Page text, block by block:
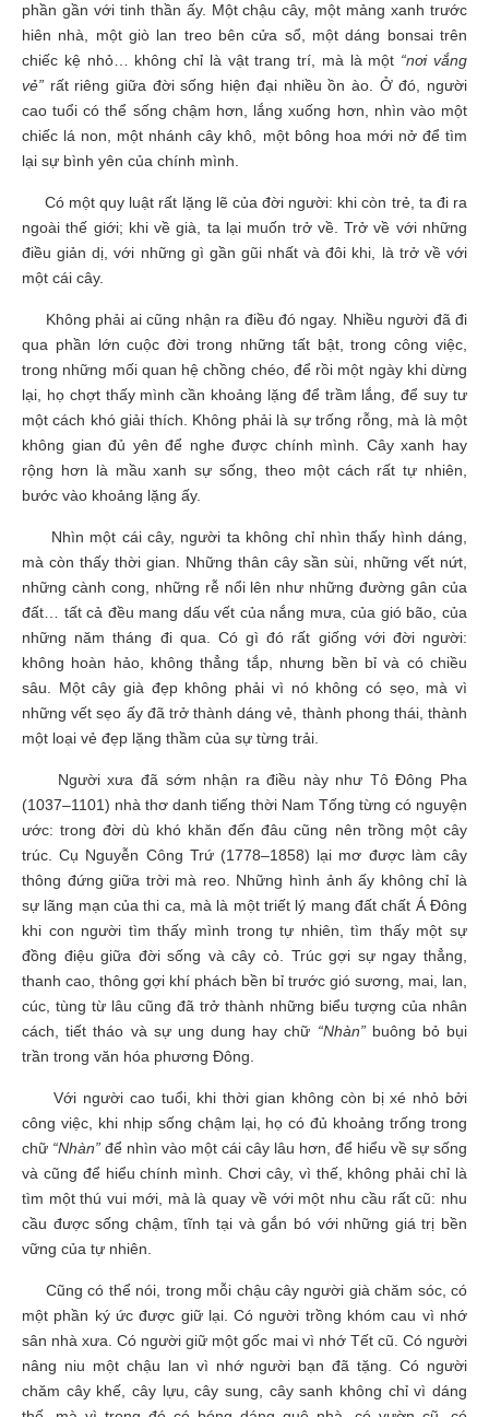
phần gần với tinh thần ấy. Một chậu cây, một mảng xanh trước
hiên nhà, một giò lan treo bên cửa sổ, một dáng bonsai trên
chiếc kệ nhỏ… không chỉ là vật trang trí, mà là một “nơi vắng
vẻ” rất riêng giữa đời sống hiện đại nhiều ồn ào. Ở đó, người
cao tuổi có thể sống chậm hơn, lắng xuống hơn, nhìn vào một
chiếc lá non, một nhánh cây khô, một bông hoa mới nở để tìm
lại sự bình yên của chính mình.
Có một quy luật rất lặng lẽ của đời người: khi còn trẻ, ta đi ra
ngoài thế giới; khi về già, ta lại muốn trở về. Trở về với những
điều giản dị, với những gì gần gũi nhất và đôi khi, là trở về với
một cái cây.
Không phải ai cũng nhận ra điều đó ngay. Nhiều người đã đi
qua phần lớn cuộc đời trong những tất bật, trong công việc,
trong những mối quan hệ chồng chéo, để rồi một ngày khi dừng
lại, họ chợt thấy mình cần khoảng lặng để trầm lắng, để suy tư
một cách khó giải thích. Không phải là sự trống rỗng, mà là một
không gian đủ yên để nghe được chính mình. Cây xanh hay
rộng hơn là mầu xanh sự sống, theo một cách rất tự nhiên,
bước vào khoảng lặng ấy.
Nhìn một cái cây, người ta không chỉ nhìn thấy hình dáng,
mà còn thấy thời gian. Những thân cây sần sùi, những vết nứt,
những cành cong, những rễ nổi lên như những đường gân của
đất… tất cả đều mang dấu vết của nắng mưa, của gió bão, của
những năm tháng đi qua. Có gì đó rất giống với đời người:
không hoàn hảo, không thẳng tắp, nhưng bền bỉ và có chiều
sâu. Một cây già đẹp không phải vì nó không có sẹo, mà vì
những vết sẹo ấy đã trở thành dáng vẻ, thành phong thái, thành
một loại vẻ đẹp lặng thầm của sự từng trải.
Người xưa đã sớm nhận ra điều này như Tô Đông Pha
(1037–1101) nhà thơ danh tiếng thời Nam Tống từng có nguyện
ước: trong đời dù khó khăn đến đâu cũng nên trồng một cây
trúc. Cụ Nguyễn Công Trứ (1778–1858) lại mơ được làm cây
thông đứng giữa trời mà reo. Những hình ảnh ấy không chỉ là
sự lãng mạn của thi ca, mà là một triết lý mang đất chất Á Đông
khi con người tìm thấy mình trong tự nhiên, tìm thấy một sự
đồng điệu giữa đời sống và cây cỏ. Trúc gợi sự ngay thẳng,
thanh cao, thông gợi khí phách bền bỉ trước gió sương, mai, lan,
cúc, tùng từ lâu cũng đã trở thành những biểu tượng của nhân
cách, tiết tháo và sự ung dung hay chữ “Nhàn”buông bỏ bụi
trần trong văn hóa phương Đông.
Với người cao tuổi, khi thời gian không còn bị xé nhỏ bởi
công việc, khi nhịp sống chậm lại, họ có đủ khoảng trống trong
chữ “Nhàn” để nhìn vào một cái cây lâu hơn, để hiểu về sự sống
và cũng để hiểu chính mình. Chơi cây, vì thế, không phải chỉ là
tìm một thú vui mới, mà là quay về với một nhu cầu rất cũ: nhu
cầu được sống chậm, tĩnh tại và gắn bó với những giá trị bền
vững của tự nhiên.
Cũng có thể nói, trong mỗi chậu cây người già chăm sóc, có
một phần ký ức được giữ lại. Có người trồng khóm cau vì nhớ
sân nhà xưa. Có người giữ một gốc mai vì nhớ Tết cũ. Có người
nâng niu một chậu lan vì nhớ người bạn đã tặng. Có người
chăm cây khế, cây lựu, cây sung, cây sanh không chỉ vì dáng